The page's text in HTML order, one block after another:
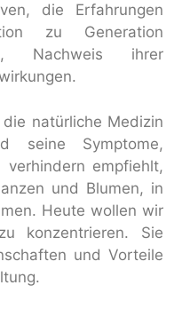
die Erfahrungen
zu Generation
Nachweis ihrer
natürliche Medizin
seine Symptome,
empfiehlt,
und Blumen, in
Heute wollen wir
konzentrieren. Sie
und Vorteile